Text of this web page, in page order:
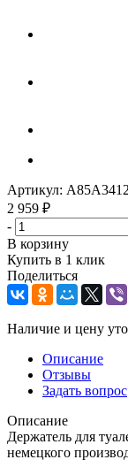
Артикул:
2 959 ₽
-
В корзину
Купить в 1 клик
Поделиться
Наличие и цену
Описание
Отзывы
Задать вопрос
Описание
Держатель для
немецкого